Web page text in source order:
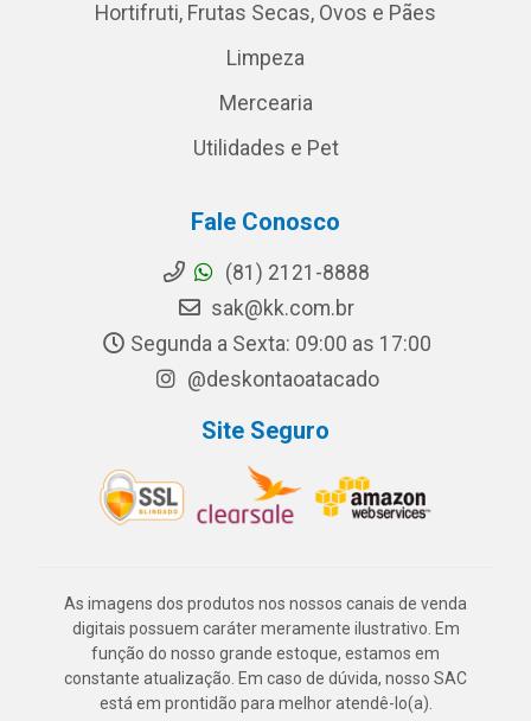
Hortifruti, Frutas Secas, Ovos e Pães
Limpeza
Mercearia
Utilidades e Pet
Fale Conosco
(81) 2121-8888
sak@kk.com.br
Segunda a Sexta: 09:00 as 17:00
@deskontaoatacado
Site Seguro
As imagens dos produtos nos nossos canais de venda
digitais possuem caráter meramente ilustrativo. Em
função do nosso grande estoque, estamos em
constante atualização. Em caso de dúvida, nosso SAC
está em prontidão para melhor atendê-lo(a).